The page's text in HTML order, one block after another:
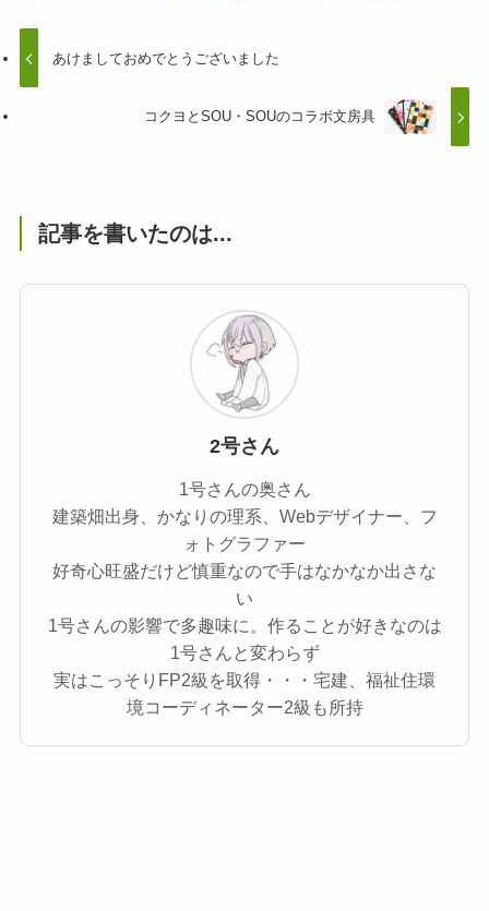
あけましておめでとうございました
コクヨとSOU・SOUのコラボ文房具
記事を書いたのは...
2号さん
1号さんの奥さん
建築畑出身、かなりの理系、Webデザイナー、フ
ォトグラファー
好奇心旺盛だけど慎重なので手はなかなか出さな
い
1号さんの影響で多趣味に。作ることが好きなのは
1号さんと変わらず
実はこっそりFP2級を取得・・・宅建、福祉住環
境コーディネーター2級も所持